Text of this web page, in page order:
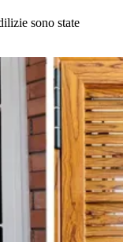
sono state